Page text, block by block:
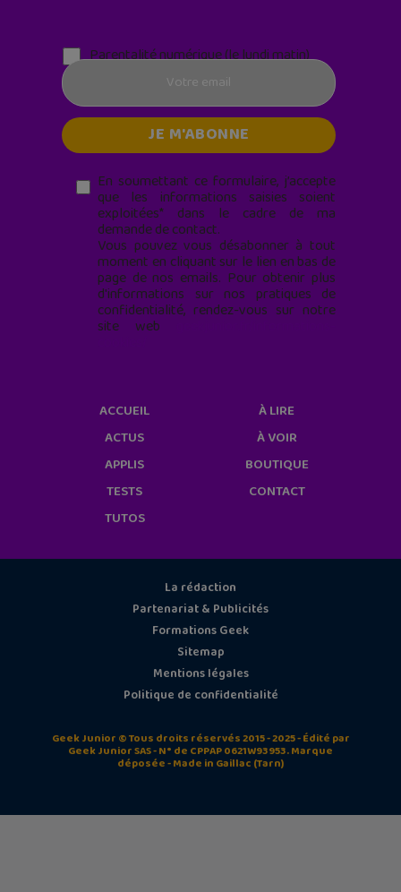
Parentalité numérique (le lundi matin)
En soumettant ce formulaire, j’accepte
que les informations saisies soient
exploitées* dans le cadre de ma
demande de contact.
Vous pouvez vous désabonner à tout
moment en cliquant sur le lien en bas de
page de nos emails. Pour obtenir plus
d'informations sur nos pratiques de
confidentialité, rendez-vous sur notre
site web
ACCUEIL
ACTUS
APPLIS
TESTS
TUTOS
À LIRE
À VOIR
BOUTIQUE
CONTACT
La rédaction
Partenariat & Publicités
Formations Geek
Sitemap
Mentions légales
Politique de confidentialité
Geek Junior © Tous droits réservés 2015 - 2025 - Édité par
Geek Junior SAS - N° de CPPAP 0621W93953. Marque
déposée - Made in Gaillac (Tarn)